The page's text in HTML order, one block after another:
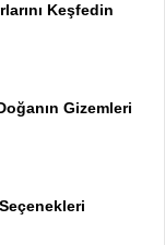
Keşfedin
Gizemleri